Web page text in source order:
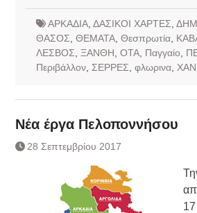
ΑΡΚΑΔΙΑ, ΔΑΣΙΚΟΙ ΧΑΡΤΕΣ
ΘΑΣΟΣ ΘΕΜΑΤΑ, Θεσπρωτία,
ΛΕΣΒΟΣ
ΞΑΝΘΗ ΟΤΑ, Παγγαίο
Περιβάλλον, ΣΕΡΡΕΣ φλωρινα,
Νέα έργα Πελοποννήσου
28 Σεπτεμβρίου 2017